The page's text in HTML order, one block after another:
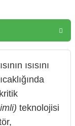
ısısını
teknolojisi